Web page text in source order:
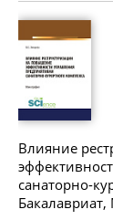
Влияние
санаторно-